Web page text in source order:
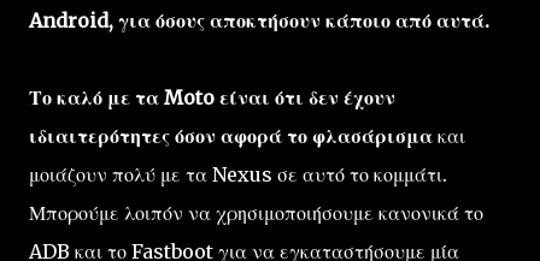
Android, για όσους αποκτήσουν κάποιο από αυτά.
Το καλό με τα Moto είναι ότι δεν έχουν
ιδιαιτερότητες όσον αφορά το φλασάρισμα και
μοιάζουν πολύ με τα Nexus σε αυτό το κομμάτι.
Μπορούμε λοιπόν να χρησιμοποιήσουμε κανονικά το
ADB και το Fastboot για να εγκαταστήσουμε μία